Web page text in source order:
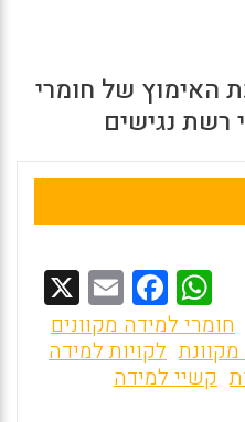
האימוץ של חומרי
רשת נגישים
W
h
at
s
F
a
ce
b
E
m
ai
חומרי למידה מקוונים
לקויות למידה
קשיי למידה